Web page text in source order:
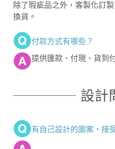
除了瑕疵品之外，客製化訂
換貨。
付款方式有哪些？
提供匯款、付現、貨到
設計
有自己設計的圖案，接